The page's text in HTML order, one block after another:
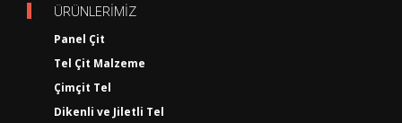
ÜRÜNLERİMİZ
Panel Çit
Tel Çit Malzeme
Çimçit Tel
Dikenli ve Jiletli Tel